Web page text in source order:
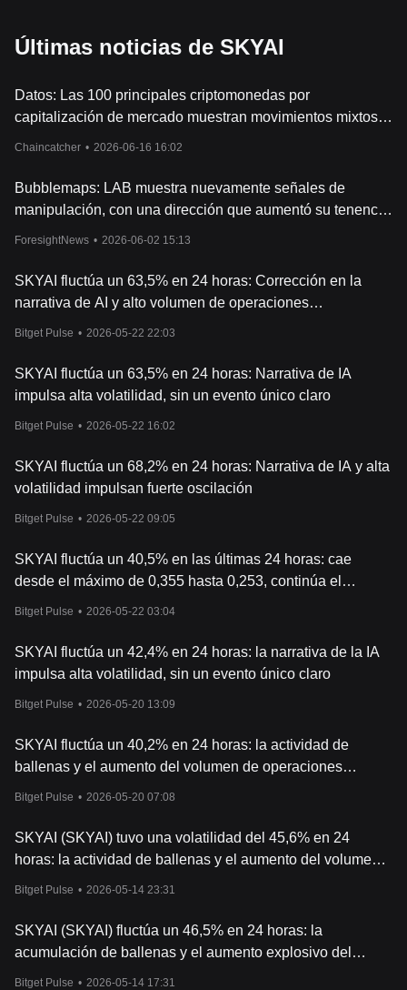
Últimas noticias de SKYAI
Datos: Las 100 principales criptomonedas por
capitalización de mercado muestran movimientos mixtos,
Chaincatcher • 2026-06-16 16:02
Bubblemaps: LAB muestra nuevamente señales de
manipulación, con una dirección que aumentó su tenencia
ForesightNews • 2026-06-02 15:13
SKYAI fluctúa un 63,5% en 24 horas: Corrección en la
narrativa de AI y alto volumen de operaciones
Bitget Pulse • 2026-05-22 22:03
SKYAI fluctúa un 63,5% en 24 horas: Narrativa de IA
impulsa alta volatilidad, sin un evento único claro
Bitget Pulse • 2026-05-22 16:02
SKYAI fluctúa un 68,2% en 24 horas: Narrativa de IA y alta
volatilidad impulsan fuerte oscilación
Bitget Pulse • 2026-05-22 09:05
SKYAI fluctúa un 40,5% en las últimas 24 horas: cae
desde el máximo de 0,355 hasta 0,253, continúa el
Bitget Pulse • 2026-05-22 03:04
SKYAI fluctúa un 42,4% en 24 horas: la narrativa de la IA
impulsa alta volatilidad, sin un evento único claro
Bitget Pulse • 2026-05-20 13:09
SKYAI fluctúa un 40,2% en 24 horas: la actividad de
ballenas y el aumento del volumen de operaciones
Bitget Pulse • 2026-05-20 07:08
SKYAI (SKYAI) tuvo una volatilidad del 45,6% en 24
horas: la actividad de ballenas y el aumento del volumen
Bitget Pulse • 2026-05-14 23:31
SKYAI (SKYAI) fluctúa un 46,5% en 24 horas: la
acumulación de ballenas y el aumento explosivo del
Bitget Pulse • 2026-05-14 17:31